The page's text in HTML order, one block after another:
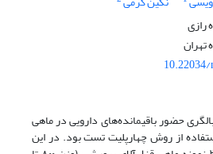
رازی
حضور باقیمانده‌های دارویی در ماهی
از روش چهارپلیت تست بود. در این